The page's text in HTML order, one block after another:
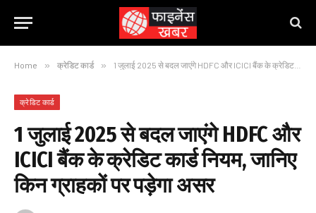
Home » क्रेडिट कार्ड » 1 जुलाई 2025 से बदल जाएंगे HDFC और ICICI बैंक के क्रेडिट कार्ड नियम, जानिए किन ग्राहकों पर पड़ेगा असर
क्रेडिट कार्ड
1 जुलाई 2025 से बदल जाएंगे HDFC और
ICICI बैंक के क्रेडिट कार्ड नियम, जानिए
किन ग्राहकों पर पड़ेगा असर